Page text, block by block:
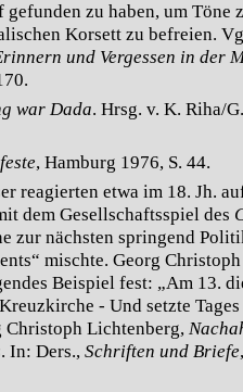
zu haben, um Töne
Korsett zu befreien.
und Vergessen in der
war Dada. Hrsg. v. K. Riha/
, Hamburg 1976, S. 44.
reagierten etwa im 18. Jh.
dem Gesellschaftsspiel des
zur nächsten springend
mischte. Georg Christoph
Beispiel fest: „Am 13.
- Und setzte
Christoph Lichtenberg,
. In: Ders., Schriften und Briefe